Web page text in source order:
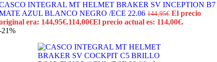
INTEGRAL MT HELMET BRAKER SV INCEPTION B7
AZUL BLANCO NEGRO /ECE 22.06 144,95€ El precio
era: 144,95€.114,00€El precio actual es: 114,00€.
21%